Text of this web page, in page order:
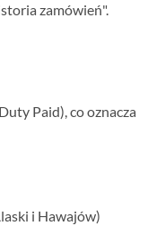
zamówień".
Paid), co oznacza
i Hawajów)